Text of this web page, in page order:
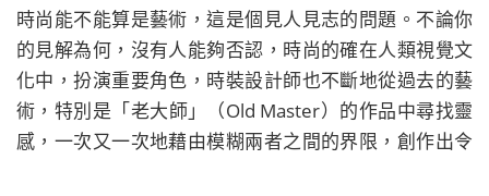
時尚能不能算是藝術，這是個見人見志的問題。不論你
的見解為何，沒有人能夠否認，時尚的確在人類視覺文
化中，扮演重要角色，時裝設計師也不斷地從過去的藝
術，特別是「老大師」（Old Master）的作品中尋找靈
感，一次又一次地藉由模糊兩者之間的界限，創作出令